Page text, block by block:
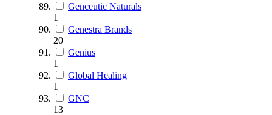
Genceutic Naturals
1
Genestra Brands
20
Genius
1
Global Healing
1
GNC
13